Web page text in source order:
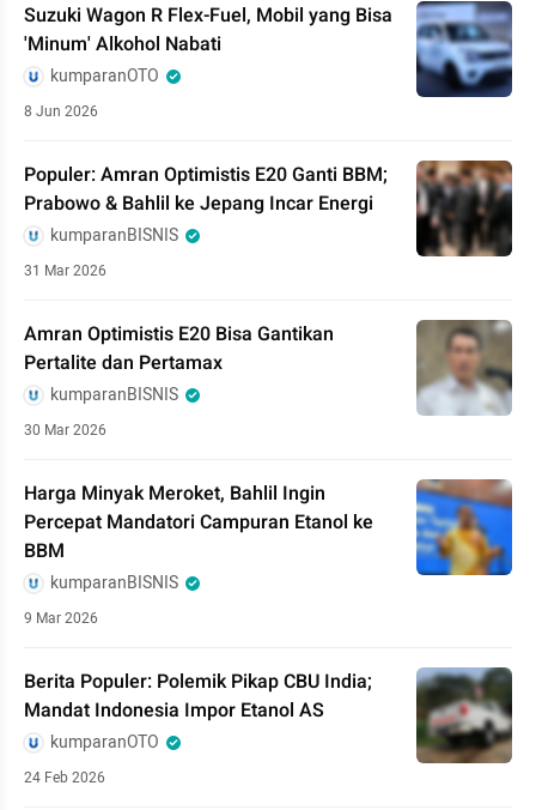
Suzuki Wagon R Flex-Fuel, Mobil yang Bisa
'Minum' Alkohol Nabati
kumparanOTO
8 Jun 2026
Populer: Amran Optimistis E20 Ganti BBM;
Prabowo & Bahlil ke Jepang Incar Energi
kumparanBISNIS
31 Mar 2026
Amran Optimistis E20 Bisa Gantikan
Pertalite dan Pertamax
kumparanBISNIS
30 Mar 2026
Harga Minyak Meroket, Bahlil Ingin
Percepat Mandatori Campuran Etanol ke
BBM
kumparanBISNIS
9 Mar 2026
Berita Populer: Polemik Pikap CBU India;
Mandat Indonesia Impor Etanol AS
kumparanOTO
24 Feb 2026